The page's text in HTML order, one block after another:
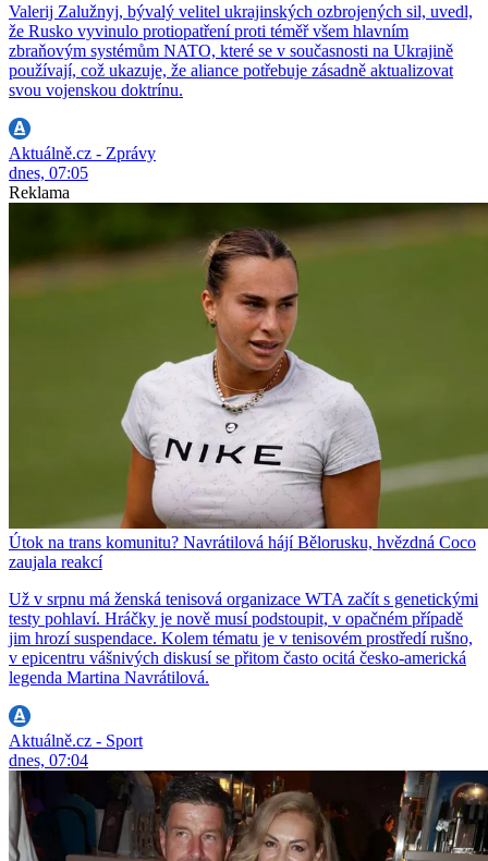
Valerij Zalužnyj, bývalý velitel ukrajinských ozbrojených sil, uvedl,
že Rusko vyvinulo protiopatření proti téměř všem hlavním
zbraňovým systémům NATO, které se v současnosti na Ukrajině
používají, což ukazuje, že aliance potřebuje zásadně aktualizovat
svou vojenskou doktrínu.
Aktuálně.cz - Zprávy
dnes, 07:05
Reklama
Útok na trans komunitu? Navrátilová hájí Bělorusku, hvězdná Coco
zaujala reakcí
Už v srpnu má ženská tenisová organizace WTA začít s genetickými
testy pohlaví. Hráčky je nově musí podstoupit, v opačném případě
jim hrozí suspendace. Kolem tématu je v tenisovém prostředí rušno,
v epicentru vášnivých diskusí se přitom často ocitá česko-americká
legenda Martina Navrátilová.
Aktuálně.cz - Sport
dnes, 07:04